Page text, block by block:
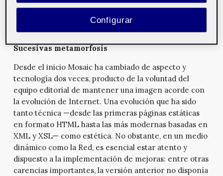
equipo docente y promover la creación de
documentación entorno a este ámbito de
conocimiento.
Sucesivas metamorfosis
Desde el inicio Mosaic ha cambiado de aspecto y
tecnología dos veces, producto de la voluntad del
equipo editorial de mantener una imagen acorde con
la evolución de Internet. Una evolución que ha sido
tanto técnica —desde las primeras páginas estáticas
en formato HTML hasta las más modernas basadas en
XML y XSL— como estética. No obstante, en un medio
dinámico como la Red, es esencial estar atento y
dispuesto a la implementación de mejoras: entre otras
carencias importantes, la versión anterior no disponía
Configurar